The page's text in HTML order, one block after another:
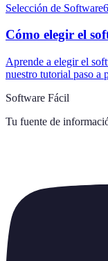
Selección de Software6
Cómo elegir el
Aprende a elegir el
nuestro tutorial paso a
Software Fácil
Tu fuente de